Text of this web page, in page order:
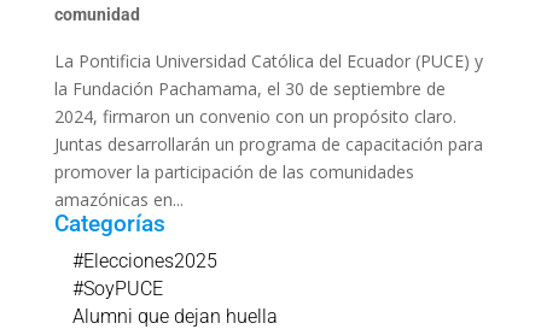
comunidad
La Pontificia Universidad Católica del Ecuador (PUCE) y
la Fundación Pachamama, el 30 de septiembre de
2024, firmaron un convenio con un propósito claro.
Juntas desarrollarán un programa de capacitación para
promover la participación de las comunidades
amazónicas en...
Categorías
#Elecciones2025
#SoyPUCE
Alumni que dejan huella